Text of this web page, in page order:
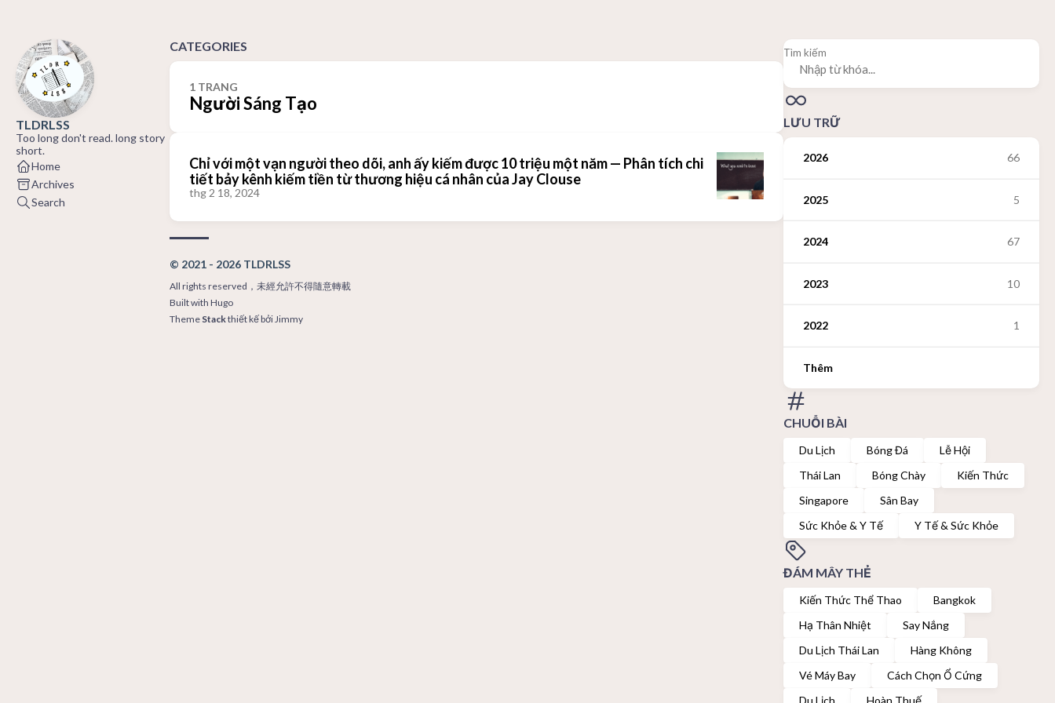
TLDRLSS
Too long don't read. long story
short.
Home
Archives
Search
Tìm kiếm
LƯU TRỮ
2026 66
2025 5
2024 67
2023 10
2022 1
Thêm
CHUỖI BÀI
Du Lịch Bóng Đá
Lễ Hội
Thái Lan
Bóng Chày
Kiến Thức
Singapore
Sân Bay
Sức Khỏe & Y Tế
Y Tế & Sức Khỏe
ĐÁM MÂY THẺ
Kiến Thức Thể Thao
Bangkok
Hạ Thân Nhiệt
Say Nắng
Du Lịch Thái Lan
Hàng Không
Vé Máy Bay
Cách Chọn Ổ Cứng
Du Lịch
Hoàn Thuế
CATEGORIES
1 TRANG
Người Sáng Tạo
Chỉ với một vạn người theo dõi, anh ấy kiếm được 10 triệu một năm — Phân tích chi
tiết bảy kênh kiếm tiền từ thương hiệu cá nhân của Jay Clouse
thg 2 18, 2024
© 2021 - 2026 TLDRLSS
All rights reserved，未經允許不得隨意轉載
Built with Hugo
Theme Stackthiết kế bởiJimmy